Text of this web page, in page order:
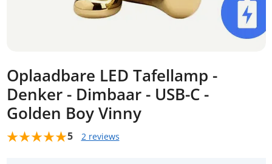
Oplaadbare LED Tafellamp -
Denker - Dimbaar - USB-C -
Golden Boy Vinny
5 2 reviews